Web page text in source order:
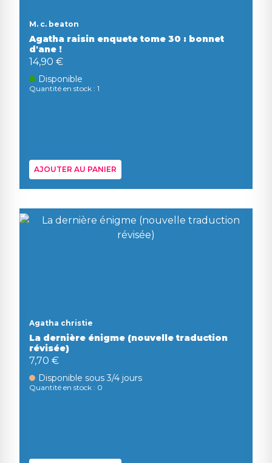
M. c. beaton
Agatha raisin enquete tome 30 : bonnet
d'ane !
14,90 €
Disponible
Quantité en stock : 1
AJOUTER AU PANIER
Agatha christie
La dernière énigme (nouvelle traduction
révisée)
7,70 €
Disponible sous 3/4 jours
Quantité en stock : 0